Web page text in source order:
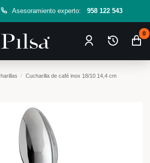
Asesoramiento experto: 958 122 543
0
Cucharilla de café inox 18/10 14,4 cm